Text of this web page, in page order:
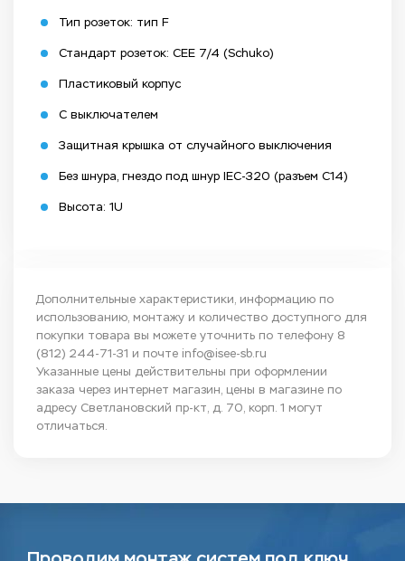
Тип розеток: тип F
Стандарт розеток: CEE 7/4 (Schuko)
Пластиковый корпус
С выключателем
Защитная крышка от случайного выключения
Без шнура, гнездо под шнур IEC-320 (разъем C14)
Высота: 1U
Дополнительные характеристики, информацию по
использованию, монтажу и количество доступного для
покупки товара вы можете уточнить по телефону 8
(812) 244-71-31 и почте info@isee-sb.ru
Указанные цены действительны при оформлении
заказа через интернет магазин, цены в магазине по
адресу Светлановский пр-кт, д. 70, корп. 1 могут
отличаться.